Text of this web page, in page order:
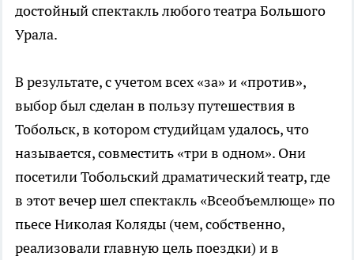
достойный спектакль любого театра Большого
Урала.
В результате, с учетом всех «за» и «против»,
выбор был сделан в пользу путешествия в
Тобольск, в котором студийцам удалось, что
называется, совместить «три в одном». Они
посетили Тобольский драматический театр, где
в этот вечер шел спектакль «Всеобъемлюще» по
пьесе Николая Коляды (чем, собственно,
реализовали главную цель поездки) и в